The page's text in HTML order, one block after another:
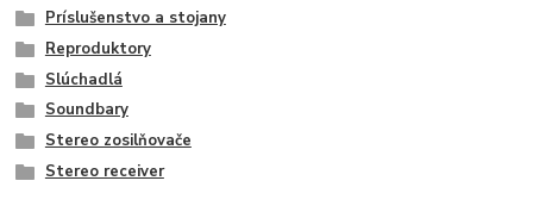
Príslušenstvo a stojany
Reproduktory
Slúchadlá
Soundbary
Stereo zosilňovače
Stereo receiver